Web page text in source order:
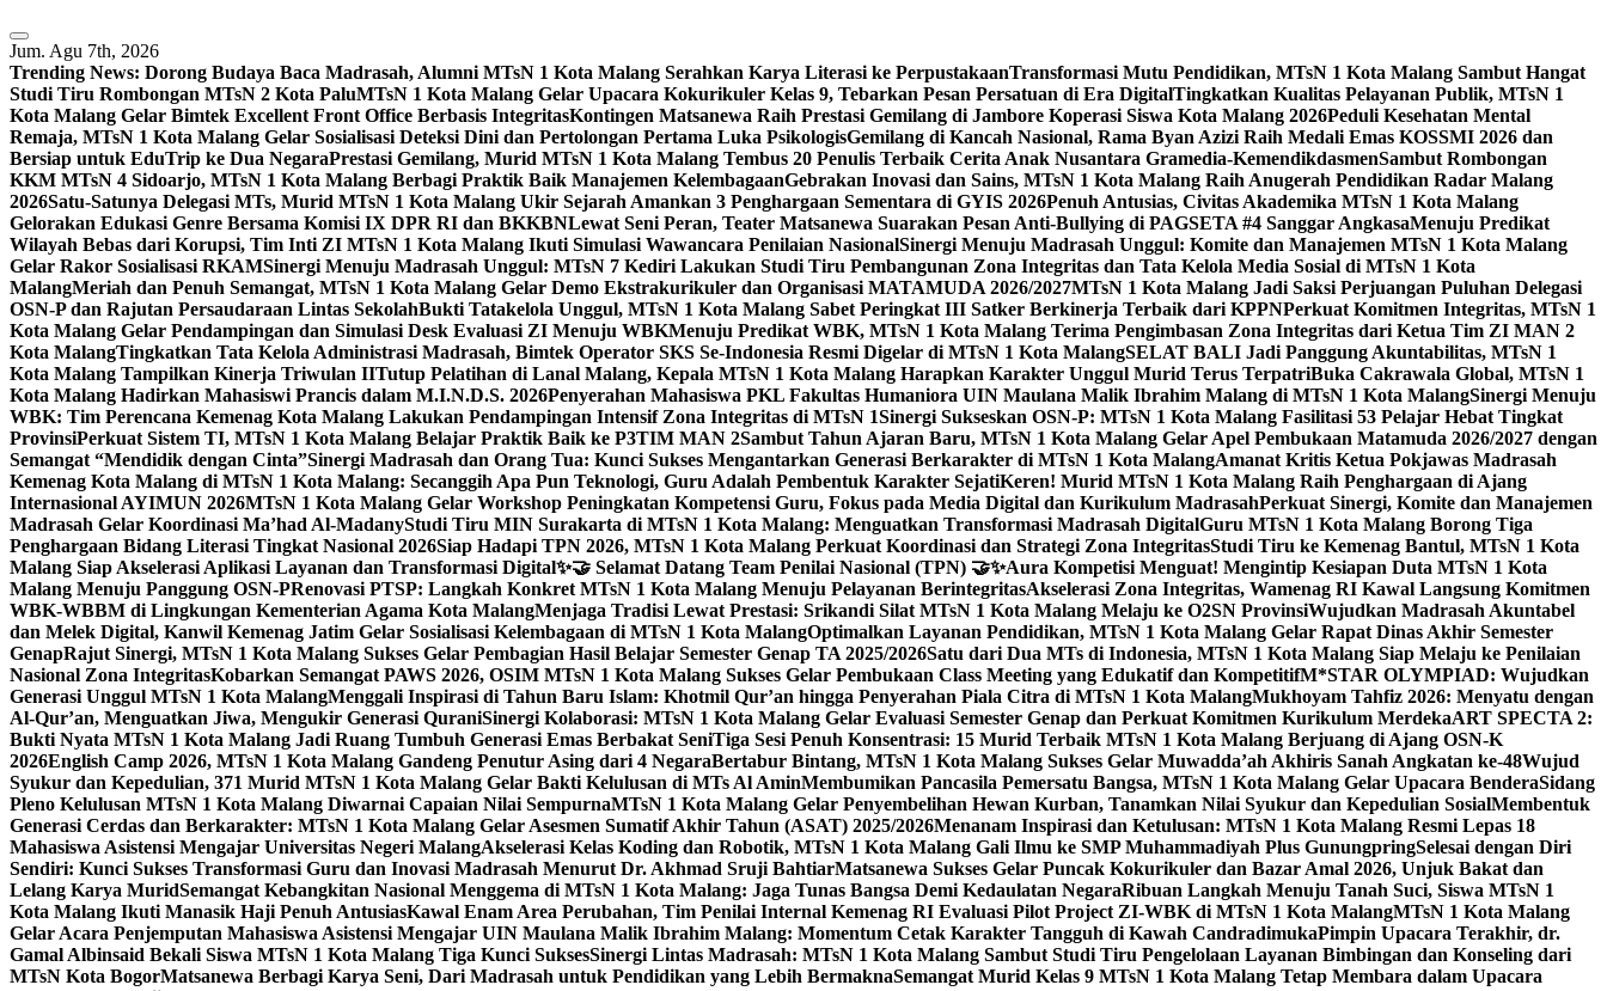
Jum. Agu 7th, 2026
Trending News: Dorong Budaya Baca Madrasah, Alumni MTsN 1 Kota Malang Serahkan Karya Literasi ke PerpustakaanTransformasi Mutu Pendidikan, MTsN 1 Kota Malang Sambut Hangat
Studi Tiru Rombongan MTsN 2 Kota PaluMTsN 1 Kota Malang Gelar Upacara Kokurikuler Kelas 9, Tebarkan Pesan Persatuan di Era DigitalTingkatkan Kualitas Pelayanan Publik, MTsN 1
Kota Malang Gelar Bimtek Excellent Front Office Berbasis IntegritasKontingen Matsanewa Raih Prestasi Gemilang di Jambore Koperasi Siswa Kota Malang 2026Peduli Kesehatan Mental
Remaja, MTsN 1 Kota Malang Gelar Sosialisasi Deteksi Dini dan Pertolongan Pertama Luka PsikologisGemilang di Kancah Nasional, Rama Byan Azizi Raih Medali Emas KOSSMI 2026 dan
Bersiap untuk EduTrip ke Dua NegaraPrestasi Gemilang, Murid MTsN 1 Kota Malang Tembus 20 Penulis Terbaik Cerita Anak Nusantara Gramedia-KemendikdasmenSambut Rombongan
KKM MTsN 4 Sidoarjo, MTsN 1 Kota Malang Berbagi Praktik Baik Manajemen KelembagaanGebrakan Inovasi dan Sains, MTsN 1 Kota Malang Raih Anugerah Pendidikan Radar Malang
2026Satu-Satunya Delegasi MTs, Murid MTsN 1 Kota Malang Ukir Sejarah Amankan 3 Penghargaan Sementara di GYIS 2026Penuh Antusias, Civitas Akademika MTsN 1 Kota Malang
Gelorakan Edukasi Genre Bersama Komisi IX DPR RI dan BKKBNLewat Seni Peran, Teater Matsanewa Suarakan Pesan Anti-Bullying di PAGSETA #4 Sanggar AngkasaMenuju Predikat
Wilayah Bebas dari Korupsi, Tim Inti ZI MTsN 1 Kota Malang Ikuti Simulasi Wawancara Penilaian NasionalSinergi Menuju Madrasah Unggul: Komite dan Manajemen MTsN 1 Kota Malang
Gelar Rakor Sosialisasi RKAMSinergi Menuju Madrasah Unggul: MTsN 7 Kediri Lakukan Studi Tiru Pembangunan Zona Integritas dan Tata Kelola Media Sosial di MTsN 1 Kota
MalangMeriah dan Penuh Semangat, MTsN 1 Kota Malang Gelar Demo Ekstrakurikuler dan Organisasi MATAMUDA 2026/2027MTsN 1 Kota Malang Jadi Saksi Perjuangan Puluhan Delegasi
OSN-P dan Rajutan Persaudaraan Lintas SekolahBukti Tatakelola Unggul, MTsN 1 Kota Malang Sabet Peringkat III Satker Berkinerja Terbaik dari KPPNPerkuat Komitmen Integritas, MTsN 1
Kota Malang Gelar Pendampingan dan Simulasi Desk Evaluasi ZI Menuju WBKMenuju Predikat WBK, MTsN 1 Kota Malang Terima Pengimbasan Zona Integritas dari Ketua Tim ZI MAN 2
Kota MalangTingkatkan Tata Kelola Administrasi Madrasah, Bimtek Operator SKS Se-Indonesia Resmi Digelar di MTsN 1 Kota MalangSELAT BALI Jadi Panggung Akuntabilitas, MTsN 1
Kota Malang Tampilkan Kinerja Triwulan IITutup Pelatihan di Lanal Malang, Kepala MTsN 1 Kota Malang Harapkan Karakter Unggul Murid Terus TerpatriBuka Cakrawala Global, MTsN 1
Kota Malang Hadirkan Mahasiswi Prancis dalam M.I.N.D.S. 2026Penyerahan Mahasiswa PKL Fakultas Humaniora UIN Maulana Malik Ibrahim Malang di MTsN 1 Kota MalangSinergi Menuju
WBK: Tim Perencana Kemenag Kota Malang Lakukan Pendampingan Intensif Zona Integritas di MTsN 1Sinergi Sukseskan OSN-P: MTsN 1 Kota Malang Fasilitasi 53 Pelajar Hebat Tingkat
ProvinsiPerkuat Sistem TI, MTsN 1 Kota Malang Belajar Praktik Baik ke P3TIM MAN 2Sambut Tahun Ajaran Baru, MTsN 1 Kota Malang Gelar Apel Pembukaan Matamuda 2026/2027 dengan
Semangat “Mendidik dengan Cinta”Sinergi Madrasah dan Orang Tua: Kunci Sukses Mengantarkan Generasi Berkarakter di MTsN 1 Kota MalangAmanat Kritis Ketua Pokjawas Madrasah
Kemenag Kota Malang di MTsN 1 Kota Malang: Secanggih Apa Pun Teknologi, Guru Adalah Pembentuk Karakter SejatiKeren! Murid MTsN 1 Kota Malang Raih Penghargaan di Ajang
Internasional AYIMUN 2026MTsN 1 Kota Malang Gelar Workshop Peningkatan Kompetensi Guru, Fokus pada Media Digital dan Kurikulum MadrasahPerkuat Sinergi, Komite dan Manajemen
Madrasah Gelar Koordinasi Ma’had Al-MadanyStudi Tiru MIN Surakarta di MTsN 1 Kota Malang: Menguatkan Transformasi Madrasah DigitalGuru MTsN 1 Kota Malang Borong Tiga
Penghargaan Bidang Literasi Tingkat Nasional 2026Siap Hadapi TPN 2026, MTsN 1 Kota Malang Perkuat Koordinasi dan Strategi Zona IntegritasStudi Tiru ke Kemenag Bantul, MTsN 1 Kota
Malang Siap Akselerasi Aplikasi Layanan dan Transformasi Digital✨🤝 Selamat Datang Team Penilai Nasional (TPN) 🤝✨Aura Kompetisi Menguat! Mengintip Kesiapan Duta MTsN 1 Kota
Malang Menuju Panggung OSN-PRenovasi PTSP: Langkah Konkret MTsN 1 Kota Malang Menuju Pelayanan BerintegritasAkselerasi Zona Integritas, Wamenag RI Kawal Langsung Komitmen
WBK-WBBM di Lingkungan Kementerian Agama Kota MalangMenjaga Tradisi Lewat Prestasi: Srikandi Silat MTsN 1 Kota Malang Melaju ke O2SN ProvinsiWujudkan Madrasah Akuntabel
dan Melek Digital, Kanwil Kemenag Jatim Gelar Sosialisasi Kelembagaan di MTsN 1 Kota MalangOptimalkan Layanan Pendidikan, MTsN 1 Kota Malang Gelar Rapat Dinas Akhir Semester
GenapRajut Sinergi, MTsN 1 Kota Malang Sukses Gelar Pembagian Hasil Belajar Semester Genap TA 2025/2026Satu dari Dua MTs di Indonesia, MTsN 1 Kota Malang Siap Melaju ke Penilaian
Nasional Zona IntegritasKobarkan Semangat PAWS 2026, OSIM MTsN 1 Kota Malang Sukses Gelar Pembukaan Class Meeting yang Edukatif dan KompetitifM*STAR OLYMPIAD: Wujudkan
Generasi Unggul MTsN 1 Kota MalangMenggali Inspirasi di Tahun Baru Islam: Khotmil Qur’an hingga Penyerahan Piala Citra di MTsN 1 Kota MalangMukhoyam Tahfiz 2026: Menyatu dengan
Al-Qur’an, Menguatkan Jiwa, Mengukir Generasi QuraniSinergi Kolaborasi: MTsN 1 Kota Malang Gelar Evaluasi Semester Genap dan Perkuat Komitmen Kurikulum MerdekaART SPECTA 2:
Bukti Nyata MTsN 1 Kota Malang Jadi Ruang Tumbuh Generasi Emas Berbakat SeniTiga Sesi Penuh Konsentrasi: 15 Murid Terbaik MTsN 1 Kota Malang Berjuang di Ajang OSN-K
2026English Camp 2026, MTsN 1 Kota Malang Gandeng Penutur Asing dari 4 NegaraBertabur Bintang, MTsN 1 Kota Malang Sukses Gelar Muwadda’ah Akhiris Sanah Angkatan ke-48Wujud
Syukur dan Kepedulian, 371 Murid MTsN 1 Kota Malang Gelar Bakti Kelulusan di MTs Al AminMembumikan Pancasila Pemersatu Bangsa, MTsN 1 Kota Malang Gelar Upacara BenderaSidang
Pleno Kelulusan MTsN 1 Kota Malang Diwarnai Capaian Nilai SempurnaMTsN 1 Kota Malang Gelar Penyembelihan Hewan Kurban, Tanamkan Nilai Syukur dan Kepedulian SosialMembentuk
Generasi Cerdas dan Berkarakter: MTsN 1 Kota Malang Gelar Asesmen Sumatif Akhir Tahun (ASAT) 2025/2026Menanam Inspirasi dan Ketulusan: MTsN 1 Kota Malang Resmi Lepas 18
Mahasiswa Asistensi Mengajar Universitas Negeri MalangAkselerasi Kelas Koding dan Robotik, MTsN 1 Kota Malang Gali Ilmu ke SMP Muhammadiyah Plus GunungpringSelesai dengan Diri
Sendiri: Kunci Sukses Transformasi Guru dan Inovasi Madrasah Menurut Dr. Akhmad Sruji BahtiarMatsanewa Sukses Gelar Puncak Kokurikuler dan Bazar Amal 2026, Unjuk Bakat dan
Lelang Karya MuridSemangat Kebangkitan Nasional Menggema di MTsN 1 Kota Malang: Jaga Tunas Bangsa Demi Kedaulatan NegaraRibuan Langkah Menuju Tanah Suci, Siswa MTsN 1
Kota Malang Ikuti Manasik Haji Penuh AntusiasKawal Enam Area Perubahan, Tim Penilai Internal Kemenag RI Evaluasi Pilot Project ZI-WBK di MTsN 1 Kota MalangMTsN 1 Kota Malang
Gelar Acara Penjemputan Mahasiswa Asistensi Mengajar UIN Maulana Malik Ibrahim Malang: Momentum Cetak Karakter Tangguh di Kawah CandradimukaPimpin Upacara Terakhir, dr.
Gamal Albinsaid Bekali Siswa MTsN 1 Kota Malang Tiga Kunci SuksesSinergi Lintas Madrasah: MTsN 1 Kota Malang Sambut Studi Tiru Pengelolaan Layanan Bimbingan dan Konseling dari
MTsN Kota BogorMatsanewa Berbagi Karya Seni, Dari Madrasah untuk Pendidikan yang Lebih BermaknaSemangat Murid Kelas 9 MTsN 1 Kota Malang Tetap Membara dalam Upacara